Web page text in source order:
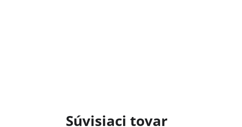
Súvisiaci tovar